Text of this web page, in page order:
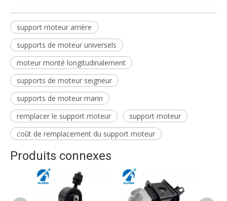
support moteur arrière
supports de moteur universels
moteur monté longitudinalement
supports de moteur seigneur
supports de moteur marin
remplacer le support moteur
support moteur
coût de remplacement du support moteur
Produits connexes